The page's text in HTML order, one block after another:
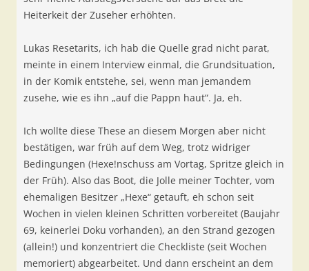
Heiterkeit der Zuseher erhöhten.
Lukas Resetarits, ich hab die Quelle grad nicht parat,
meinte in einem Interview einmal, die Grundsituation,
in der Komik entstehe, sei, wenn man jemandem
zusehe, wie es ihn „auf die Pappn haut“. Ja, eh.
Ich wollte diese These an diesem Morgen aber nicht
bestätigen, war früh auf dem Weg, trotz widriger
Bedingungen (Hexe!nschuss am Vortag, Spritze gleich in
der Früh). Also das Boot, die Jolle meiner Tochter, vom
ehemaligen Besitzer „Hexe“ getauft, eh schon seit
Wochen in vielen kleinen Schritten vorbereitet (Baujahr
69, keinerlei Doku vorhanden), an den Strand gezogen
(allein!) und konzentriert die Checkliste (seit Wochen
memoriert) abgearbeitet. Und dann erscheint an dem